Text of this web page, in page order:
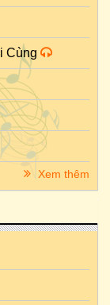
Cùng
Xem thêm